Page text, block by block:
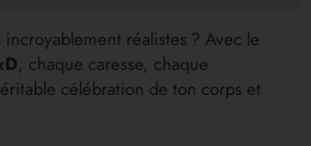
réalistes ? Avec le
, chaque caresse, chaque
célébration de ton corps et